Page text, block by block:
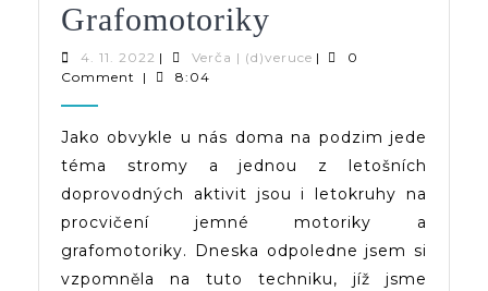
Grafomotoriky
Na
Jemné
Motoriky
Grafomotoriky
4. 11. 2022 4.
11.
| Verča | (d)veruceVerča
|
0
Comment
| 8:04
Jako obvykle u nás doma na podzim jede
téma stromy a jednou z letošních
doprovodných aktivit jsou i letokruhy na
procvičení jemné motoriky a
grafomotoriky. Dneska odpoledne jsem si
vzpomněla na tuto techniku, jíž jsme